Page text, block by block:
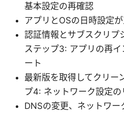
基本設定の再確認
アプリとOSの日時設定
認証情報とサブスクリプ
ステップ3: アプリの再
ート
最新版を取得してクリー
プ4: ネットワーク設定の
DNSの変更、ネットワー